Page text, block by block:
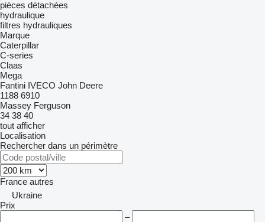
pièces détachées
hydraulique
filtres hydrauliques
Marque
Caterpillar
C-series
Claas
Mega
Fantini IVECO John Deere
1188 6910
Massey Ferguson
34 38 40
tout afficher
Localisation
Rechercher dans un périmètre
France autres
Ukraine
Prix
–